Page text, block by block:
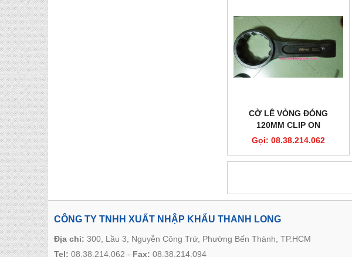
CỜ LÊ VÒNG ĐÓNG
120MM CLIP ON
Gọi: 08.38.214.062
CÔNG TY TNHH XUẤT NHẬP KHẨU THANH LONG
Địa chỉ: 300, Lầu 3, Nguyễn Công Trứ, Phường Bến Thành, TP.HCM
Tel: 08.38.214.062 - Fax: 08.38.214.094